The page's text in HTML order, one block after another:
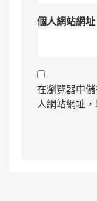
個人網站網址
在瀏覽器中
人網站網址